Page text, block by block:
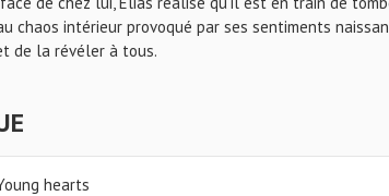
chaos intérieur provoqué par ses sentiments
de la révéler à tous.
hearts